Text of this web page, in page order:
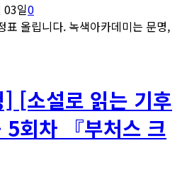
03일0
표 올립니다. 녹색아카데미는 문명,
[소설로 읽는 기후
5회차 『부처스 크